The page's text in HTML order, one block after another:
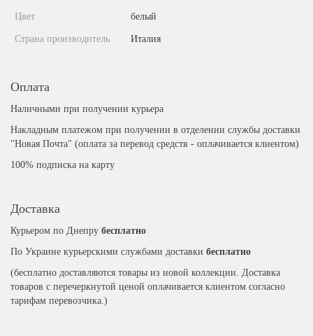
Цвет белый
Страна производитель Италия
Оплата
Наличными при получении курьера
Накладным платежом при получении в отделении службы доставки
"Новая Почта" (оплата за перевод средств - оплачивается клиентом)
100% подписка на карту
Доставка
Курьером по Днепру бесплатно
По Украине курьерскими службами доставки бесплатно
(бесплатно доставляются товары из новой коллекции. Доставка
товаров с перечеркнутой ценой оплачивается клиентом согласно
тарифам перевозчика.)